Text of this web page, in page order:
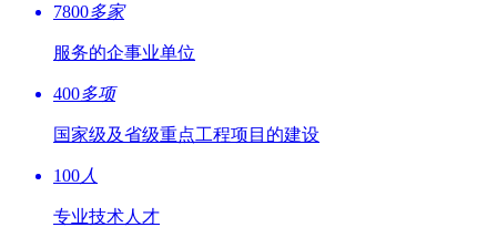
7800多家
服务的企事业单位
400多项
国家级及省级重点工程项目的建设
100 人
专业技术人才